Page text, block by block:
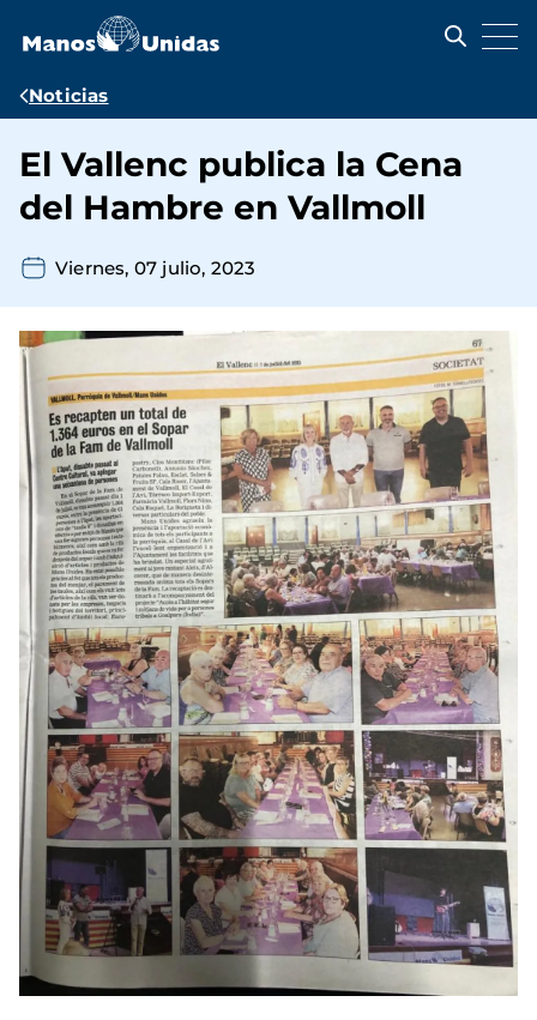
contenido
Ruta
navegación
Noticias
El Vallenc publica la Cena
del Hambre en Vallmoll
Viernes, 07 julio, 2023